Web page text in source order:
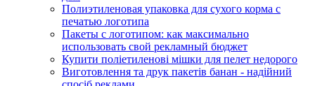
Полиэтиленовая упаковка для сухого корма с
печатью логотипа
Пакеты с логотипом: как максимально
использовать свой рекламный бюджет
Купити поліетиленові мішки для пелет недорого
Виготовлення та друк пакетів банан - надійний